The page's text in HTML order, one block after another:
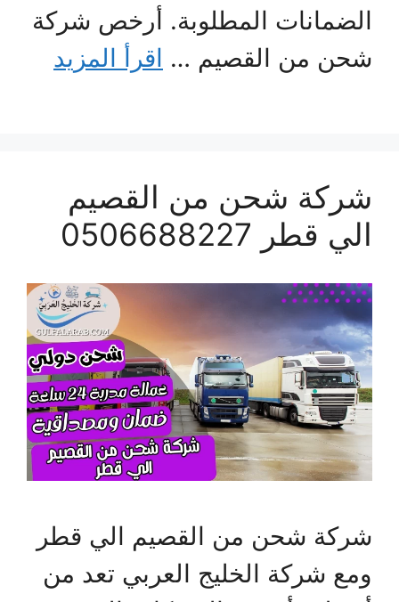
الضمانات المطلوبة. أرخص شركة
شحن من القصيم … اقرأ المزيد
شركة شحن من القصيم
الي قطر 0506688227
شركة شحن من القصيم الي قطر
ومع شركة الخليج العربي تعد من